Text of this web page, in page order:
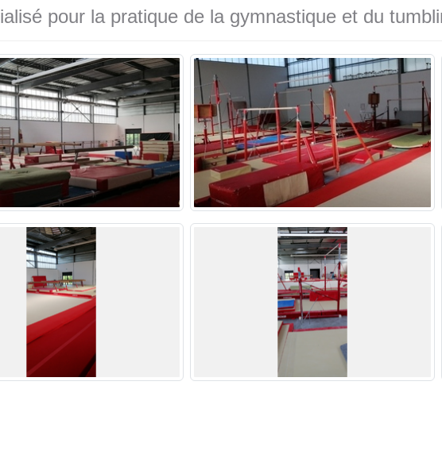
pour la pratique de la gymnastique et du